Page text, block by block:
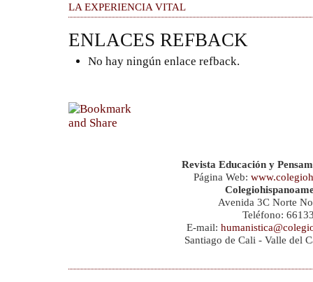
LA EXPERIENCIA VITAL
ENLACES REFBACK
No hay ningún enlace refback.
Revista Educación y
Página Web:
Avenida 3C Norte
Teléfono:
E-mail:
Santiago de Cali - Valle del